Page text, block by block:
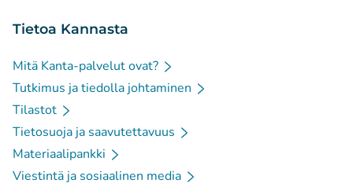
Tietoa Kannasta
Mitä Kanta-palvelut ovat?
Tutkimus ja tiedolla johtaminen
Tilastot
Tietosuoja ja saavutettavuus
Materiaalipankki
Viestintä ja sosiaalinen media